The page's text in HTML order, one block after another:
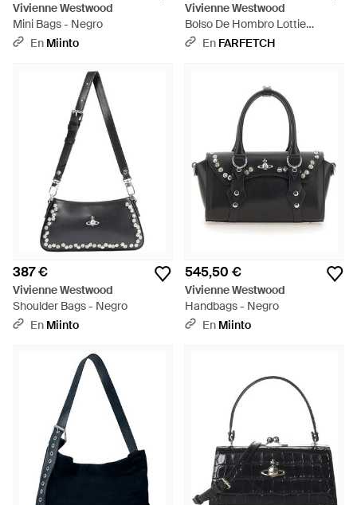
Vivienne Westwood
Mini Bags - Negro
En Miinto
Vivienne Westwood
Bolso De Hombro Lottie
Pequeño - Negro
En FARFETCH
387 €
Vivienne Westwood
Shoulder Bags - Negro
En Miinto
545,50 €
Vivienne Westwood
Handbags - Negro
En Miinto